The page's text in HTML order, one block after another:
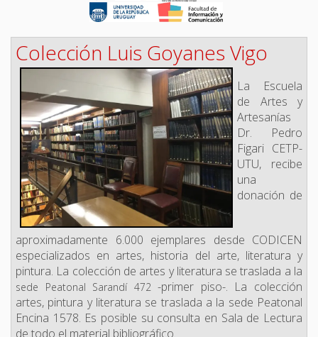
Colección Luis Goyanes Vigo
La Escuela
de Artes y
Artesanías
Dr. Pedro
Figari CETP-
UTU, recibe
una
donación de
aproximadamente 6.000 ejemplares desde CODICEN
especializados en artes, historia del arte, literatura y
pintura. La colección de artes y literatura se traslada a la
sede Peatonal Sarandí 472-primer piso-. La colección
artes, pintura y literatura se traslada a la sede Peatonal
Encina 1578. Es posible su consulta en Sala de Lectura
de todo el material bibliográfico.